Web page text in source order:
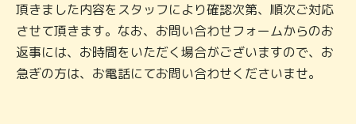
頂きました内容をスタッフにより確認次第、順次ご対応
させて頂きます。なお、お問い合わせフォームからのお
返事には、お時間をいただく場合がございますので、お
急ぎの方は、お電話にてお問い合わせくださいませ。